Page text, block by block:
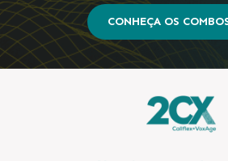
CONHEÇA OS